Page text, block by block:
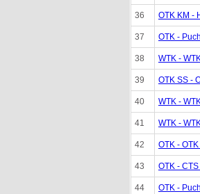
36 OTK KM -
37 OTK -
38 WTK -
39 OTK SS -
40 WTK -
41 WTK -
42 OTK -
43 OTK -
44 OTK -